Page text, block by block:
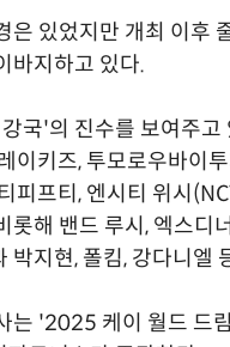
은 있었지만 개최 이후
바지하고 있다.
국'의 진수를 보여주고
이키즈, 투모로우바이
피프티, 엔시티 위시
롯해 밴드 루시, 엑스디
박지현, 폴킴, 강다니엘
는 '2025 케이 월드 드